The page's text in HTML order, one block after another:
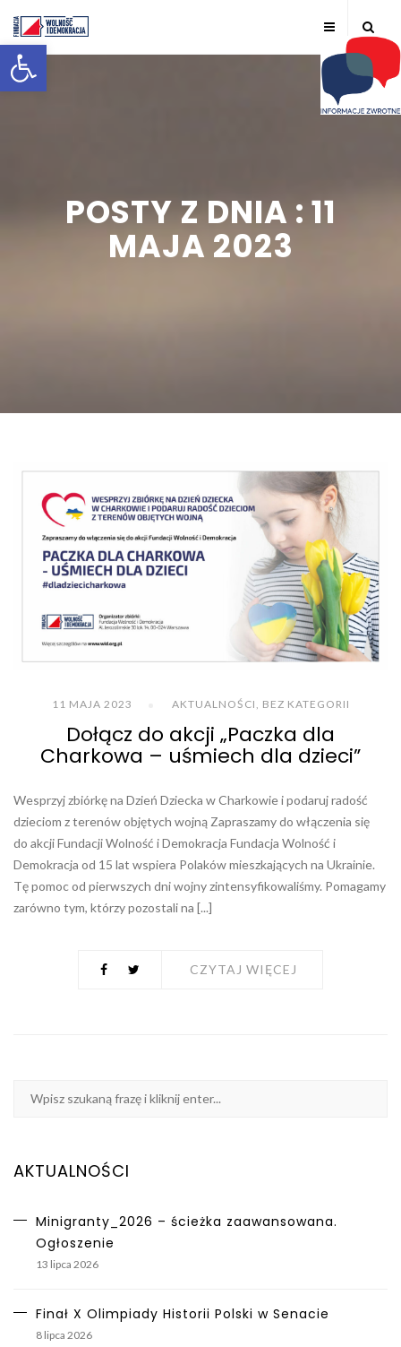
Otwórz pasek narzędzi
POSTY Z DNIA : 11
MAJA 2023
11 MAJA 2023 AKTUALNOŚCI, BEZ KATEGORII
Dołącz do akcji „Paczka dla
Charkowa – uśmiech dla dzieci”
Wesprzyj zbiórkę na Dzień Dziecka w Charkowie i podaruj radość
dzieciom z terenów objętych wojną Zapraszamy do włączenia się
do akcji Fundacji Wolność i Demokracja Fundacja Wolność i
Demokracja od 15 lat wspiera Polaków mieszkających na Ukrainie.
Tę pomoc od pierwszych dni wojny zintensyfikowaliśmy. Pomagamy
zarówno tym, którzy pozostali na [...]
CZYTAJ WIĘCEJ
AKTUALNOŚCI
Minigranty_2026 – ścieżka zaawansowana.
Ogłoszenie
13 lipca 2026
Finał X Olimpiady Historii Polski w Senacie
8 lipca 2026